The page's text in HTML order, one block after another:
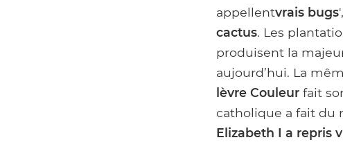
appellentvrais bugs
cactus. Les
produisent la
aujourd’hui. La
lèvre Couleur fait
catholique a fait du
Elizabeth I a repris